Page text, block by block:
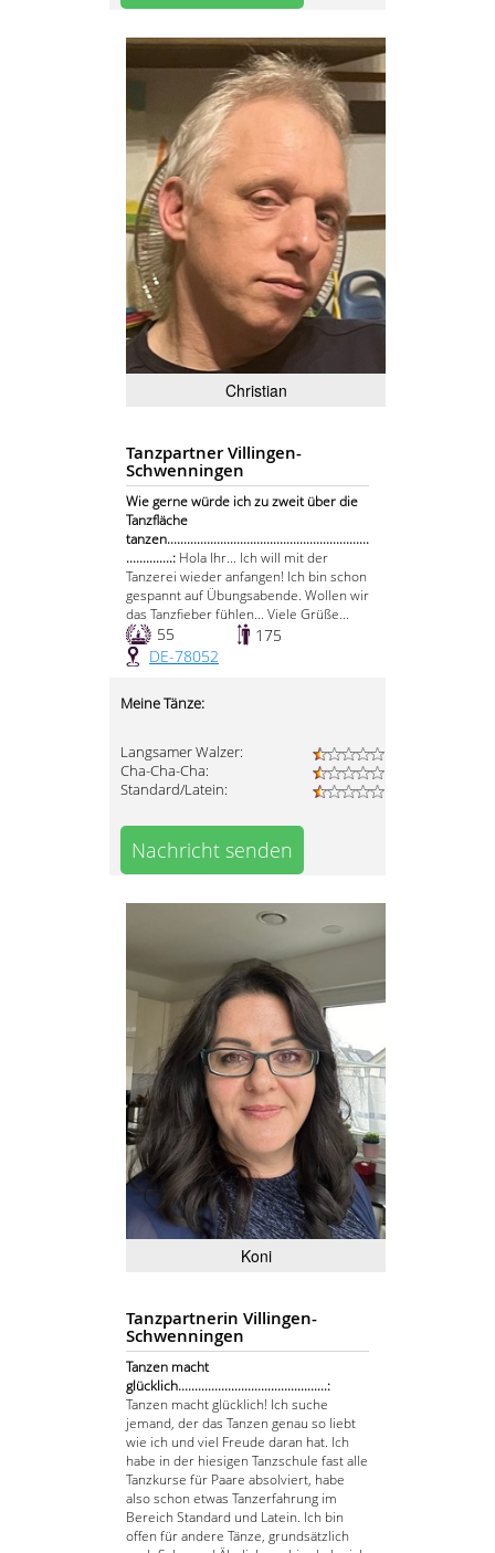
Christian
Tanzpartner Villingen-
Schwenningen
Wie gerne würde ich zu zweit über die
Tanzfläche
tanzen.............................................................
..............: Hola Ihr... Ich will mit der
Tanzerei wieder anfangen! Ich bin schon
gespannt auf Übungsabende. Wollen wir
das Tanzfieber fühlen... Viele Grüße...
55
175
DE-78052
Meine Tänze:
Langsamer Walzer:
Cha-Cha-Cha:
Standard/Latein:
Nachricht senden
Koni
Tanzpartnerin Villingen-
Schwenningen
Tanzen macht
glücklich.............................................:
Tanzen macht glücklich! Ich suche
jemand, der das Tanzen genau so liebt
wie ich und viel Freude daran hat. Ich
habe in der hiesigen Tanzschule fast alle
Tanzkurse für Paare absolviert, habe
also schon etwas Tanzerfahrung im
Bereich Standard und Latein. Ich bin
offen für andere Tänze, grundsätzlich